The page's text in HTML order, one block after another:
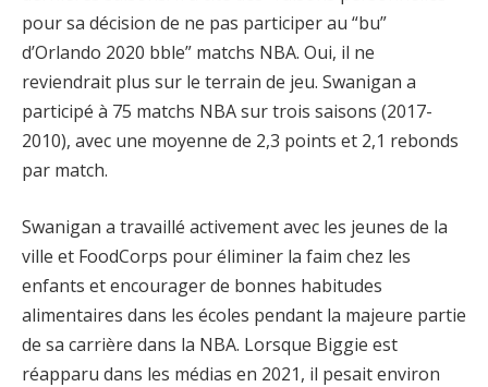
pour sa décision de ne pas participer au “bu”
d’Orlando 2020 bble” matchs NBA. Oui, il ne
reviendrait plus sur le terrain de jeu. Swanigan a
participé à 75 matchs NBA sur trois saisons (2017-
2010), avec une moyenne de 2,3 points et 2,1 rebonds
par match.
Swanigan a travaillé activement avec les jeunes de la
ville et FoodCorps pour éliminer la faim chez les
enfants et encourager de bonnes habitudes
alimentaires dans les écoles pendant la majeure partie
de sa carrière dans la NBA. Lorsque Biggie est
réapparu dans les médias en 2021, il pesait environ